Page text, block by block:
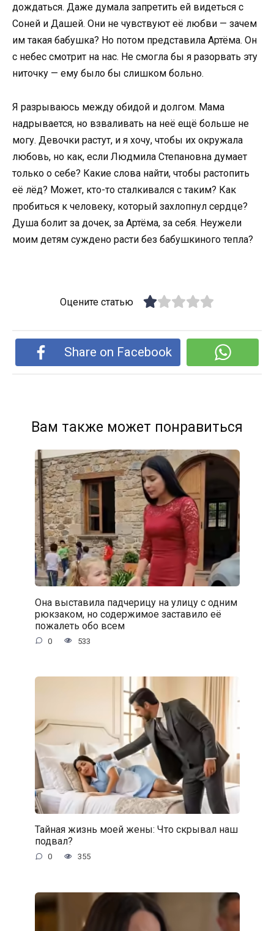
дождаться. Даже думала запретить ей видеться с
Соней и Дашей. Они не чувствуют её любви — зачем
им такая бабушка? Но потом представила Артёма. Он
с небес смотрит на нас. Не смогла бы я разорвать эту
ниточку — ему было бы слишком больно.
Я разрываюсь между обидой и долгом. Мама
надрывается, но взваливать на неё ещё больше не
могу. Девочки растут, и я хочу, чтобы их окружала
любовь, но как, если Людмила Степановна думает
только о себе? Какие слова найти, чтобы растопить
её лёд? Может, кто-то сталкивался с таким? Как
пробиться к человеку, который захлопнул сердце?
Душа болит за дочек, за Артёма, за себя. Неужели
моим детям суждено расти без бабушкиного тепла?
Оцените статью
Share on Facebook
Вам также может понравиться
Она выставила падчерицу на улицу с одним
рюкзаком, но содержимое заставило её
пожалеть обо всем
0 533
Тайная жизнь моей жены: Что скрывал наш
подвал?
0 355